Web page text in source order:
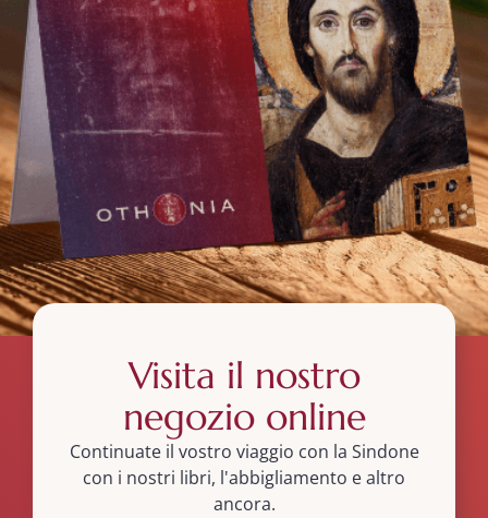
Visita il nostro
negozio online
Continuate il vostro viaggio con la Sindone
con i nostri libri, l'abbigliamento e altro
ancora.